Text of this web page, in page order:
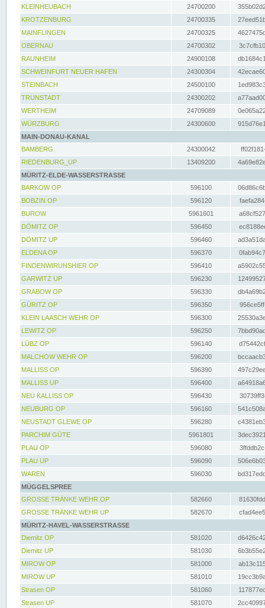
KLEINHEUBACH 24700200
KROTZENBURG
24700335
MAINFLINGEN
24700325
OBERNAU
24700302
RAUNHEIM
24900108
SCHWEINFURT NEUER HAFEN
24300304
STEINBACH
24500100
TRUNSTADT
24300202
WERTHEIM
24709089
WÜRZBURG
24300600
MAIN-DONAU-KANAL
BAMBERG
24300042
RIEDENBURG_UP
13409200
MÜRITZ-ELDE-WASSERSTRASSE
BARKOW OP
596100
BOBZIN OP
596120
BUROW
5961601
DÖMITZ OP
596450
DÖMITZ UP
596460
ELDENA OP
596370
FINDENWIRUNSHIER OP
596410
GARWITZ UP
596230
GRABOW OP
596330
GÜRITZ OP
596350
KLEIN LAASCH WEHR OP
596300
LEWITZ OP
596250
LÜBZ OP
596140
MALCHOW WEHR OP
596200
MALLISS OP
596390
MALLISS UP
596400
NEU KALLISS OP
596430
NEUBURG OP
596160
NEUSTADT GLEWE OP
596280
PARCHIM GÜTE
5961801
PLAU OP
596080
PLAU UP
596090
WAREN
596030
MÜGGELSPREE
GROSSE TRÄNKE WEHR OP
582660
GROSSE TRÄNKE WEHR UP
582670
MÜRITZ-HAVEL-WASSERSTRASSE
Diemitz OP
581020
Diemitz UP
581030
MIROW OP
581000
MIROW UP
581010
Strasen OP
581060
Strasen UP
581070